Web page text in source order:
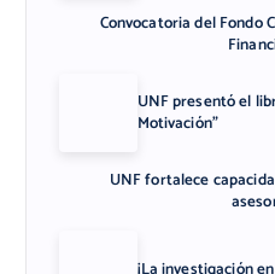
Convocatoria del Fondo
UNF presentó el
Motivación”
UNF fortalece